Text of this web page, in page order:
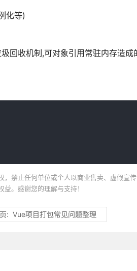
化等)
回收机制,可对象引用常驻内存造成
禁止任何单位或个人以商业售卖、虚假宣
。感谢您的理解与支持！
页:Vue项目打包常见问题整理